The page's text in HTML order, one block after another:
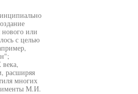
или
с целью
расширяя
многих
М.И.